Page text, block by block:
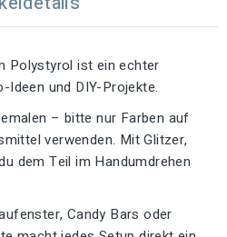
Polystyrol ist ein echter
Ideen und DIY-Projekte.
– bitte nur Farben auf
verwenden. Mit Glitzer,
dem Teil im Handumdrehen
Candy Bars oder